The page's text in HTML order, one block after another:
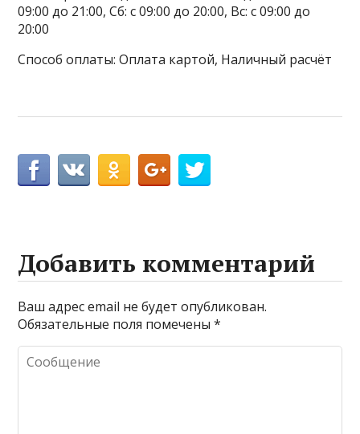
09:00 до 21:00, Сб: с 09:00 до 20:00, Вс: с 09:00 до
20:00
Способ оплаты: Оплата картой, Наличный расчёт
Добавить комментарий
Ваш адрес email не будет опубликован.
Обязательные поля помечены*